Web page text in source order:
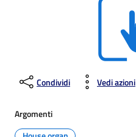
Condividi Vedi azioni
Argomenti